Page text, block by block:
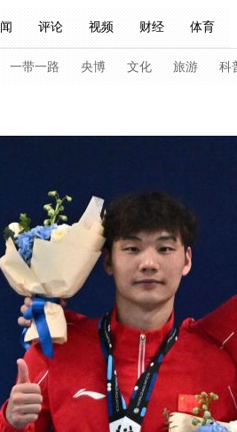
评论 视频 财经 体育
中国领导人 央视快评 习式妙语
节目单 听音 微视频 主持人
Монгол
一带一路 央博 文化 旅游 科
评论 经济 军事
播+ 热解读 天天学习 习式妙语
小央直播 直播中国 熊猫频道
快看 蓝海中国 新兵请入列
2026年世界杯 2026年冬奥会
匹克频道 生活体育大会
振兴 生态环境 一带一路 央博